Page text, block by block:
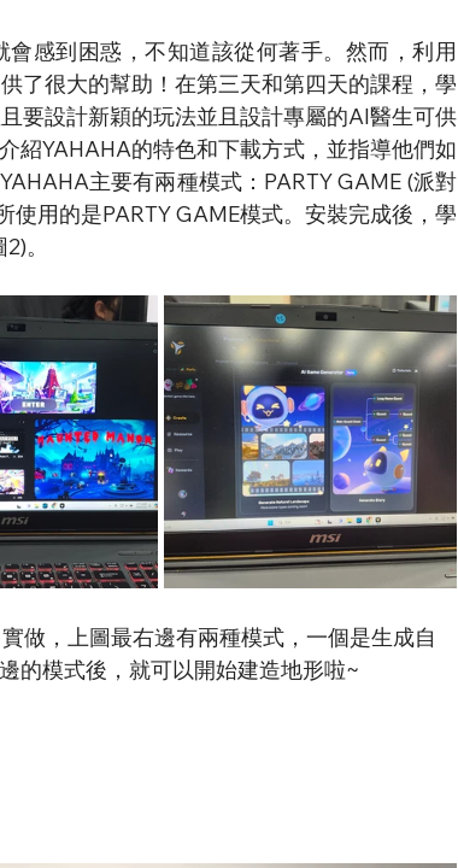
感到困惑，不知道該從何著手。然而，利用
了很大的幫助！在第三天和第四天的課程，學
要設計新穎的玩法並且設計專屬的AI醫生可供
紹YAHAHA的特色和下載方式，並指導他們如
主要有兩種模式：PARTY GAME (派對
使用的是PARTY GAME模式。安裝完成後，學
。
做，上圖最右邊有兩種模式，一個是生成自
的模式後，就可以開始建造地形啦~